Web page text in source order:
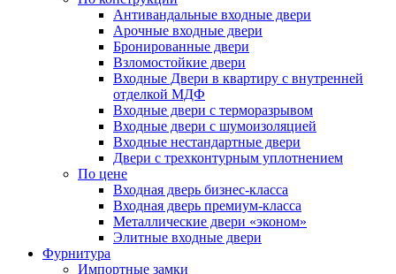
Антивандальные входные двери
Арочные входные двери
Бронированные двери
Взломостойкие двери
Входные Двери в квартиру с внутренней
отделкой МДФ
Входные двери с терморазрывом
Входные двери с шумоизоляцией
Входные нестандартные двери
Двери с трехконтурным уплотнением
По цене
Входная дверь бизнес-класса
Входная дверь премиум-класса
Металлические двери «эконом»
Элитные входные двери
Фурнитура
Импортные замки